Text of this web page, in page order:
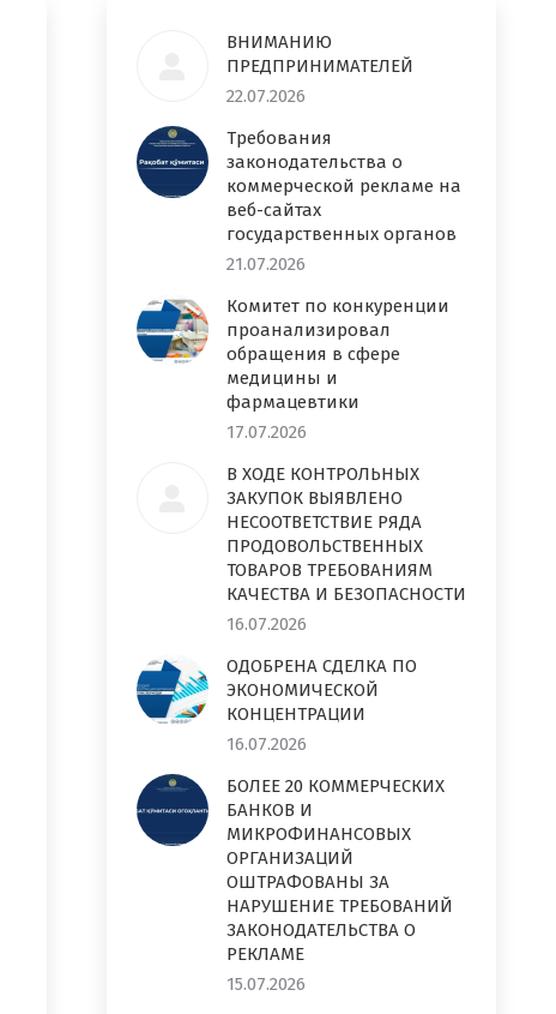
ВНИМАНИЮ
ПРЕДПРИНИМАТЕЛЕЙ
22.07.2026
Требования
законодательства о
коммерческой рекламе на
веб-сайтах
государственных органов
21.07.2026
Комитет по конкуренции
проанализировал
обращения в сфере
медицины и
фармацевтики
17.07.2026
В ХОДЕ КОНТРОЛЬНЫХ
ЗАКУПОК ВЫЯВЛЕНО
НЕСООТВЕТСТВИЕ РЯДА
ПРОДОВОЛЬСТВЕННЫХ
ТОВАРОВ ТРЕБОВАНИЯМ
КАЧЕСТВА И БЕЗОПАСНОСТИ
16.07.2026
ОДОБРЕНА СДЕЛКА ПО
ЭКОНОМИЧЕСКОЙ
КОНЦЕНТРАЦИИ
16.07.2026
БОЛЕЕ 20 КОММЕРЧЕСКИХ
БАНКОВ И
МИКРОФИНАНСОВЫХ
ОРГАНИЗАЦИЙ
ОШТРАФОВАНЫ ЗА
НАРУШЕНИЕ ТРЕБОВАНИЙ
ЗАКОНОДАТЕЛЬСТВА О
РЕКЛАМЕ
15.07.2026